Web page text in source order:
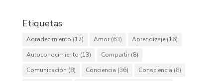
Etiquetas
Agradecimiento (12) Amor(63) Aprendizaje(16)
Autoconocimiento (13) Compartir(8)
Comunicación (8) Conciencia (36) Consciencia (8)